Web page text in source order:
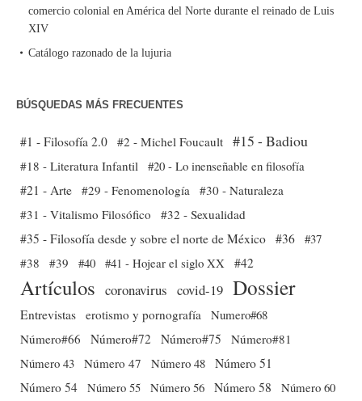
comercio colonial en América del Norte durante el reinado de Luis
XIV
Catálogo razonado de la lujuria
BÚSQUEDAS MÁS FRECUENTES
#1 - Filosofía 2.0 #2 - Michel Foucault #15 - Badiou
#18 - Literatura Infantil #20 - Lo inenseñable en filosofía
#21 - Arte #29 - Fenomenología
#30 - Naturaleza
#31 - Vitalismo Filosófico
#32 - Sexualidad
#35 - Filosofía desde y sobre el norte de México #36 #37
#38
#39 #40 #41 - Hojear el siglo XX #42
Artículos coronavirus covid-19 Dossier
Entrevistas erotismo y pornografía
Numero#68
Número#66
Número#72 Número#75
Número#81
Número 43 Número 47 Número 48 Número 51
Número 54 Número 55 Número 56 Número 58
Número 60